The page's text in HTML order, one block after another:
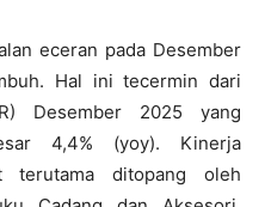
eceran pada Desember
Hal ini tecermin dari
Desember 2025 yang
4,4% (yoy). Kinerja
terutama ditopang oleh